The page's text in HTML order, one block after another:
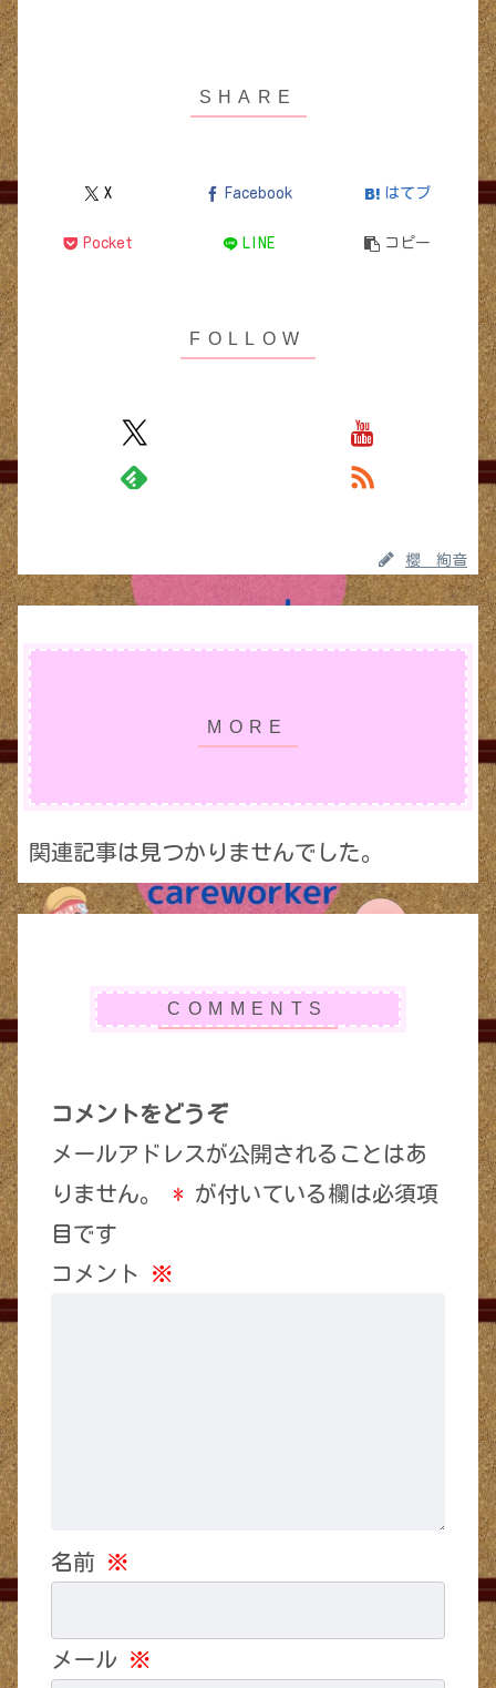
X Facebook はてブ
Pocket LINE コピー
櫻 絢音
関連記事は見つかりませんでした。
コメントをどうぞ
メールアドレスが公開されることはあ
りません。
* が付いている欄は必須項
目です
コメント ※
名前 ※
メール ※